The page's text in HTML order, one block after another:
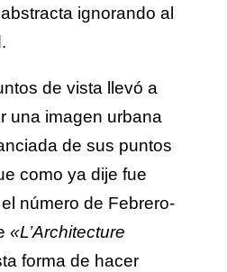
ignorando al
de vista llevó a
una imagen urbana
de sus puntos
como ya dije fue
número de Febrero-
«L’Architecture
forma de hacer